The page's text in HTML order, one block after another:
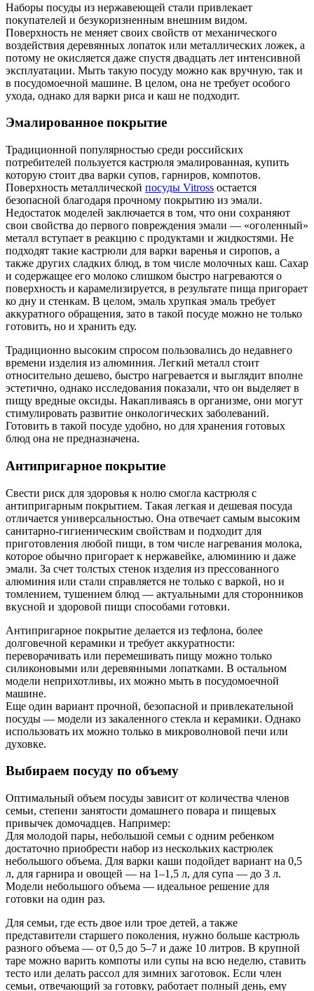
Наборы посуды из нержавеющей стали привлекает
покупателей и безукоризненным внешним видом.
Поверхность не меняет своих свойств от механического
воздействия деревянных лопаток или металлических ложек, а
потому не окисляется даже спустя двадцать лет интенсивной
эксплуатации. Мыть такую посуду можно как вручную, так и
в посудомоечной машине. В целом, она не требует особого
ухода, однако для варки риса и каш не подходит.
Эмалированное покрытие
Традиционной популярностью среди российских
потребителей пользуется кастрюля эмалированная, купить
которую стоит два варки супов, гарниров, компотов.
Поверхность металлической посуды Vitross остается
безопасной благодаря прочному покрытию из эмали.
Недостаток моделей заключается в том, что они сохраняют
свои свойства до первого повреждения эмали — «оголенный»
металл вступает в реакцию с продуктами и жидкостями. Не
подходят такие кастрюли для варки варенья и сиропов, а
также других сладких блюд, в том числе молочных каш. Сахар
и содержащее его молоко слишком быстро нагреваются о
поверхность и карамелизируется, в результате пища пригорает
ко дну и стенкам. В целом, эмаль хрупкая эмаль требует
аккуратного обращения, зато в такой посуде можно не только
готовить, но и хранить еду.
Традиционно высоким спросом пользовались до недавнего
времени изделия из алюминия. Легкий металл стоит
относительно дешево, быстро нагревается и выглядит вполне
эстетично, однако исследования показали, что он выделяет в
пищу вредные оксиды. Накапливаясь в организме, они могут
стимулировать развитие онкологических заболеваний.
Готовить в такой посуде удобно, но для хранения готовых
блюд она не предназначена.
Антипригарное покрытие
Свести риск для здоровья к нолю смогла кастрюля с
антипригарным покрытием. Такая легкая и дешевая посуда
отличается универсальностью. Она отвечает самым высоким
санитарно-гигиеническим свойствам и подходит для
приготовления любой пищи, в том числе нагревания молока,
которое обычно пригорает к нержавейке, алюминию и даже
эмали. За счет толстых стенок изделия из прессованного
алюминия или стали справляется не только с варкой, но и
томлением, тушением блюд — актуальными для сторонников
вкусной и здоровой пищи способами готовки.
Антипригарное покрытие делается из тефлона, более
долговечной керамики и требует аккуратности:
переворачивать или перемешивать пищу можно только
силиконовыми или деревянными лопатками. В остальном
модели неприхотливы, их можно мыть в посудомоечной
машине.
Еще один вариант прочной, безопасной и привлекательной
посуды — модели из закаленного стекла и керамики. Однако
использовать их можно только в микроволновой печи или
духовке.
Выбираем посуду по объему
Оптимальный объем посуды зависит от количества членов
семьи, степени занятости домашнего повара и пищевых
привычек домочадцев. Например:
Для молодой пары, небольшой семьи с одним ребенком
достаточно приобрести набор из нескольких кастрюлек
небольшого объема. Для варки каши подойдет вариант на 0,5
л, для гарнира и овощей — на 1–1,5 л, для супа — до 3 л.
Модели небольшого объема — идеальное решение для
готовки на один раз.
Для семьи, где есть двое или трое детей, а также
представители старшего поколения, нужно больше кастрюль
разного объема — от 0,5 до 5–7 и даже 10 литров. В крупной
таре можно варить компоты или супы на всю неделю, ставить
тесто или делать рассол для зимних заготовок. Если член
семьи, отвечающий за готовку, работает полный день, ему